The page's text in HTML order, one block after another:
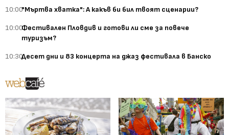
10:00"Мъртва хватка": А какъв би бил твоят сценарии?
10:00Фестивален Пловдив и готови ли сме за повече
туризъм?
10:30Десет дни и 83 концерта на джаз фестивала в Банско